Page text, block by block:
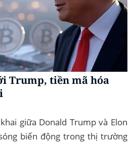
Trump, tiền mã hóa
giữa Donald Trump và Elon
biến động trong thị trường